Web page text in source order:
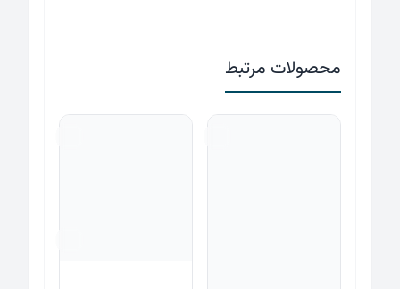
محصولات مرتبط